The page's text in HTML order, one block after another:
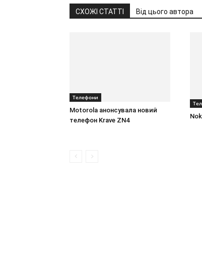
СХОЖІ СТАТТІ Від цього автора
Телефони
Motorola анонсувала новий
телефон Krave ZN4